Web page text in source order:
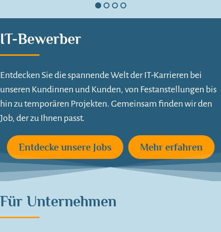
IT-Bewerber
Entdecken Sie die spannende Welt der IT-Karrieren bei
unseren Kundinnen und Kunden, von Festanstellungen bis
hin zu temporären Projekten. Gemeinsam finden wir den
Job, der zu Ihnen passt.
Entdecke unsere Jobs Mehr erfahren
Für Unternehmen